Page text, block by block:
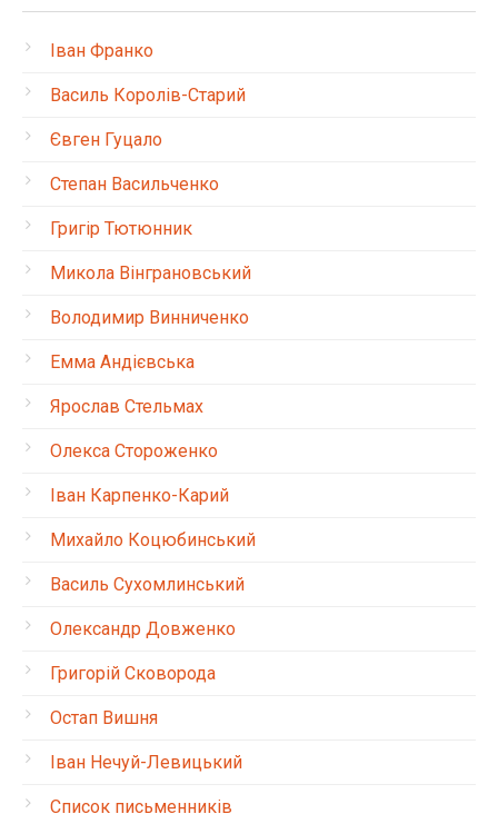
Іван Франко
Василь Королів-Старий
Євген Гуцало
Степан Васильченко
Григір Тютюнник
Микола Вінграновський
Володимир Винниченко
Емма Андієвська
Ярослав Стельмах
Олекса Стороженко
Іван Карпенко-Карий
Михайло Коцюбинський
Василь Сухомлинський
Олександр Довженко
Григорій Сковорода
Остап Вишня
Іван Нечуй-Левицький
Список письменників